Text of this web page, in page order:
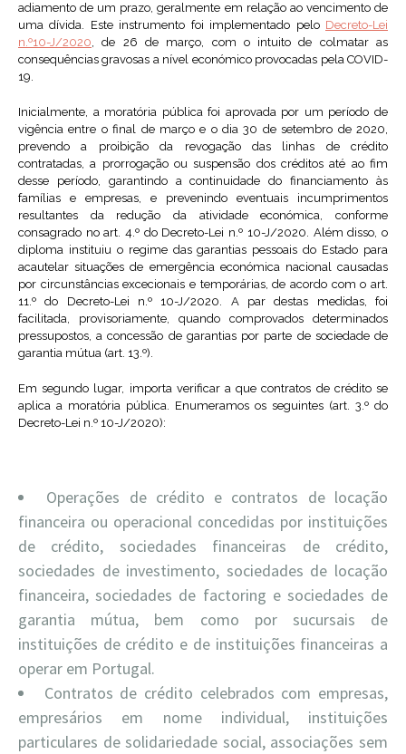
adiamento de um prazo, geralmente em relação ao vencimento de
uma dívida. Este instrumento foi implementado pelo Decreto-Lei
n.º10-J/2020, de 26 de março, com o intuito de colmatar as
consequências gravosas a nível económico provocadas pela COVID-
19.
Inicialmente, a moratória pública foi aprovada por um período de
vigência entre o final de março e o dia 30 de setembro de 2020,
prevendo a proibição da revogação das linhas de crédito
contratadas, a prorrogação ou suspensão dos créditos até ao fim
desse período, garantindo a continuidade do financiamento às
famílias e empresas, e prevenindo eventuais incumprimentos
resultantes da redução da atividade económica, conforme
consagrado no art. 4.º do Decreto-Lei n.º 10-J/2020. Além disso, o
diploma instituiu o regime das garantias pessoais do Estado para
acautelar situações de emergência económica nacional causadas
por circunstâncias excecionais e temporárias, de acordo com o art.
11.º do Decreto-Lei n.º 10-J/2020. A par destas medidas, foi
facilitada, provisoriamente, quando comprovados determinados
pressupostos, a concessão de garantias por parte de sociedade de
garantia mútua (art. 13.º).
Em segundo lugar, importa verificar a que contratos de crédito se
aplica a moratória pública. Enumeramos os seguintes (art. 3.º do
Decreto-Lei n.º 10-J/2020):
Operações de crédito e contratos de locação
financeira ou operacional concedidas por instituições
de crédito, sociedades financeiras de crédito,
sociedades de investimento, sociedades de locação
financeira, sociedades de factoring e sociedades de
garantia mútua, bem como por sucursais de
instituições de crédito e de instituições financeiras a
operar em Portugal.
Contratos de crédito celebrados com empresas,
empresários em nome individual, instituições
particulares de solidariedade social, associações sem